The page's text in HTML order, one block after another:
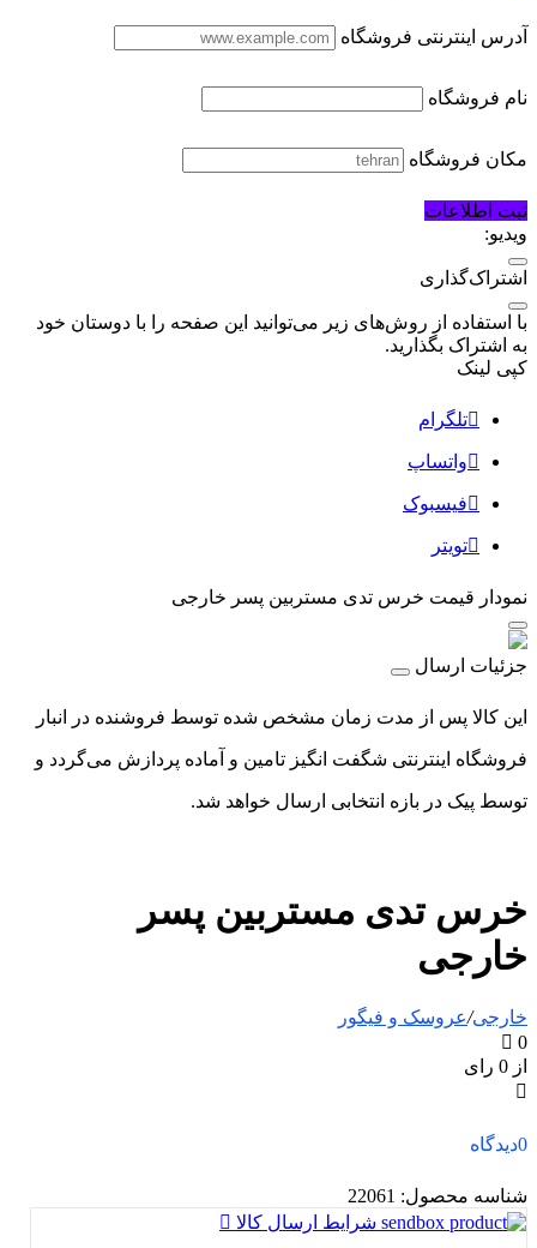
آدرس اینترنتی فروشگاه
نام فروشگاه
مکان فروشگاه
ثبت اطلاعات
ویدیو:
اشتراک‌گذاری
با استفاده از روش‌های زیر می‌توانید این صفحه را با دوستان خود
به اشتراک بگذارید.
کپی لینک
تلگرام
واتساپ
فیسبوک
تویتر
نمودار قیمت خرس تدی مستربین پسر خارجی
جزئیات ارسال
این کالا پس از مدت زمان مشخص شده توسط فروشنده در انبار
فروشگاه اینترنتی شگفت انگیز تامین و آماده پردازش می‌گردد و
توسط پیک در بازه انتخابی ارسال خواهد شد.
خرس تدی مستربین پسر
خارجی
خارجی/عروسک و فیگور
0
از 0 رای
0دیدگاه
شناسه محصول: 22061
شرایط ارسال کالا